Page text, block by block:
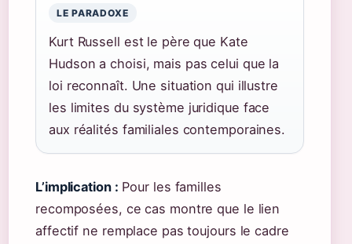
LE PARADOXE
Kurt Russell est le père que Kate
Hudson a choisi, mais pas celui que la
loi reconnaît. Une situation qui illustre
les limites du système juridique face
aux réalités familiales contemporaines.
L’implication : Pour les familles
recomposées, ce cas montre que le lien
affectif ne remplace pas toujours le cadre